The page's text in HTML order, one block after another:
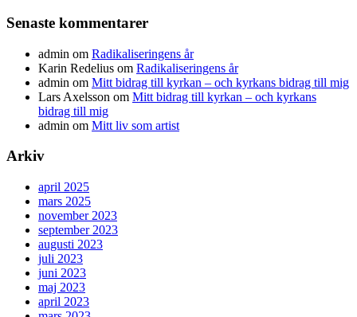
Senaste kommentarer
admin om Radikaliseringens år
Karin Redelius om Radikaliseringens år
admin om Mitt bidrag till kyrkan – och kyrkans bidrag till mig
Lars Axelsson om Mitt bidrag till kyrkan – och kyrkans
bidrag till mig
admin om Mitt liv som artist
Arkiv
april 2025
mars 2025
november 2023
september 2023
augusti 2023
juli 2023
juni 2023
maj 2023
april 2023